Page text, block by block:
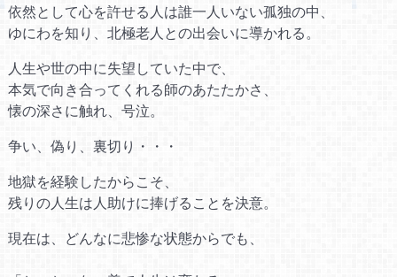
依然として心を許せる人は誰一人いない孤独の中、
ゆにわを知り、北極老人との出会いに導かれる。
人生や世の中に失望していた中で、
本気で向き合ってくれる師のあたたかさ、
懐の深さに触れ、号泣。
争い、偽り、裏切り・・・
地獄を経験したからこそ、
残りの人生は人助けに捧げることを決意。
現在は、どんなに悲惨な状態からでも、